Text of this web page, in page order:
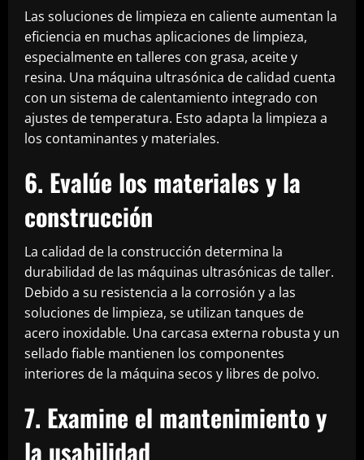
Las soluciones de limpieza en caliente aumentan la
eficiencia en muchas aplicaciones de limpieza,
especialmente en talleres con grasa, aceite y
resina. Una máquina ultrasónica de calidad cuenta
con un sistema de calentamiento integrado con
ajustes de temperatura. Esto adapta la limpieza a
los contaminantes y materiales.
6. Evalúe los materiales y la
construcción
La calidad de la construcción determina la
durabilidad de las máquinas ultrasónicas de taller.
Debido a su resistencia a la corrosión y a las
soluciones de limpieza, se utilizan tanques de
acero inoxidable. Una carcasa externa robusta y un
sellado fiable mantienen los componentes
interiores de la máquina secos y libres de polvo.
7. Examine el mantenimiento y
la usabilidad